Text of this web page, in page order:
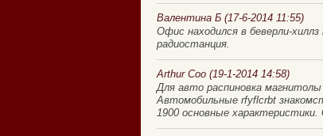
Валентина Б (17-6-2014 11:55)
Офис находился в беверли-
радиостанция.
Arthur Coo (19-1-2014 14:58)
Для авто распиновка
Автомобильные rfyflcrbt
1900 основные